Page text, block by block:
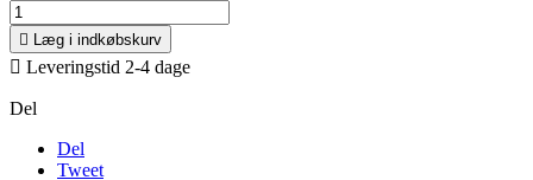
 Læg i indkøbskurv
 Leveringstid 2-4 dage
Del
Del
Tweet